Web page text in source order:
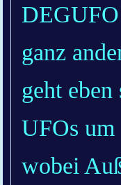
ganz
geht
UFOs um
wobei